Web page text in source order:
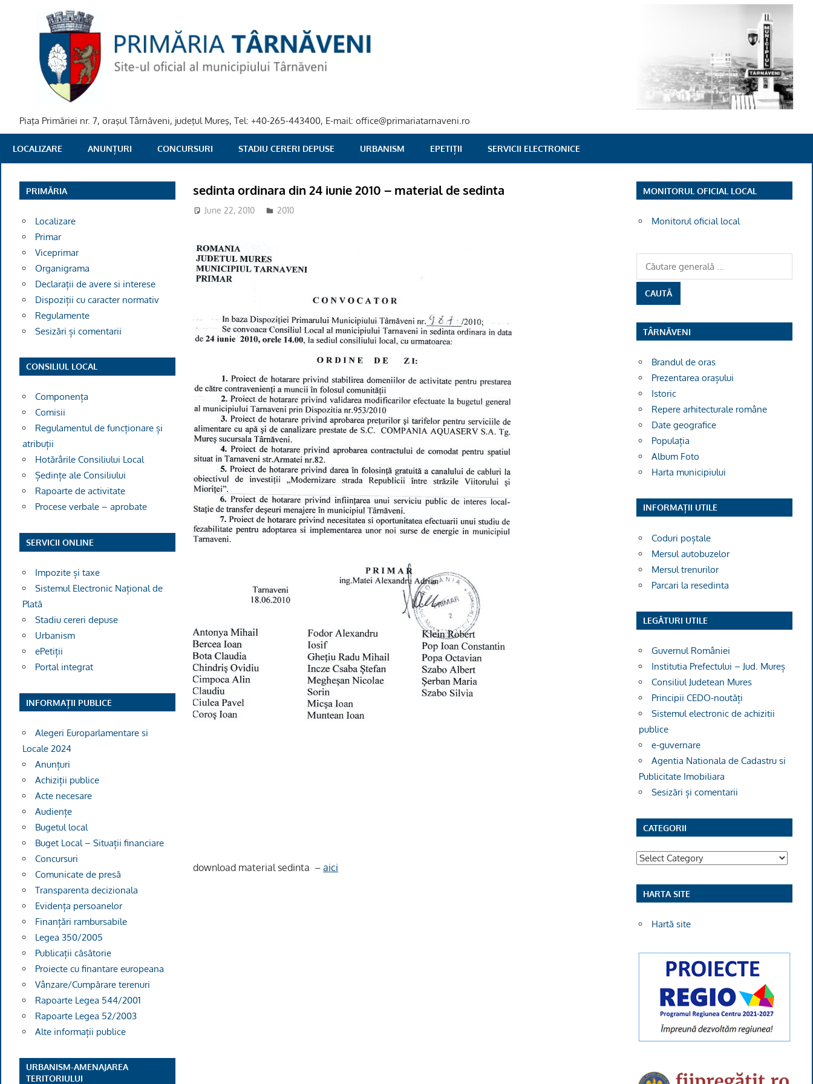
PRIMARIA
TARNAVENI
Piaţa Primăriei nr. 7, oraşul Târnăveni, judeţul Mureş, Tel: +40-265-443400, E-mail: office@primariatarnaveni.ro
LOCALIZARE ANUNȚURI CONCURSURI STADIU CERERI DEPUSE URBANISM EPETIȚII SERVICII ELECTRONICE
sedinta ordinara din 24 iunie 2010 – material de sedinta
June 22, 2010 2010
download material sedinta –aici
PRIMĂRIA
Localizare
Primar
Viceprimar
Organigrama
Declarații de avere si interese
Dispoziții cu caracter normativ
Regulamente
Sesizări și comentarii
CONSILIUL LOCAL
Componența
Comisii
Regulamentul de funcționare și
atribuții
Hotărârile Consiliului Local
Ședințe ale Consiliului
Rapoarte de activitate
Procese verbale – aprobate
SERVICII ONLINE
Impozite și taxe
Sistemul Electronic Național de
Plată
Stadiu cereri depuse
Urbanism
ePetiții
Portal integrat
INFORMAȚII PUBLICE
Alegeri Europarlamentare si
Locale 2024
Anunțuri
Achiziții publice
Acte necesare
Audiențe
Bugetul local
Buget Local – Situații financiare
Concursuri
Comunicate de presă
Transparenta decizionala
Evidența persoanelor
Finanțări rambursabile
Legea 350/2005
Publicații căsătorie
Proiecte cu finantare europeana
Vânzare/Cumpărare terenuri
Rapoarte Legea 544/2001
Rapoarte Legea 52/2003
Alte informații publice
URBANISM-AMENAJAREA
TERITORIULUI
MONITORUL OFICIAL LOCAL
Monitorul oficial local
TÂRNĂVENI
Brandul de oras
Prezentarea orașului
Istoric
Repere arhitecturale române
Date geografice
Populația
Album Foto
Harta municipiului
INFORMAȚII UTILE
Coduri poștale
Mersul autobuzelor
Mersul trenurilor
Parcari la resedinta
LEGĂTURI UTILE
Guvernul României
Institutia Prefectului – Jud. Mureș
Consiliul Judetean Mures
Principii CEDO-noutăți
Sistemul electronic de achizitii
publice
e-guvernare
Agentia Nationala de Cadastru si
Publicitate Imobiliara
Sesizări și comentarii
CATEGORII
Categorii
HARTA SITE
Hartă site